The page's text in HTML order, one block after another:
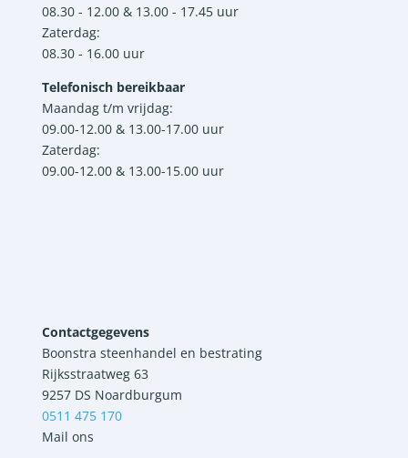
08.30 - 12.00 & 13.00 - 17.45 uur
Zaterdag:
08.30 - 16.00 uur
Telefonisch bereikbaar
Maandag t/m vrijdag:
09.00-12.00 & 13.00-17.00 uur
Zaterdag:
09.00-12.00 & 13.00-15.00 uur
Contactgegevens
Boonstra steenhandel en bestrating
Rijksstraatweg 63
9257 DS Noardburgum
0511 475 170
Mail ons